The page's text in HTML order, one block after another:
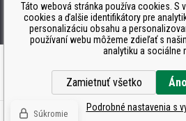
Ecommerce solutions
Táto webová stránka používa cookies. S
cookies a ďalšie identifikátory pre
personalizáciu obsahu a
používaní webu môžeme zdieľať s
analytiku a sociálne
Zamietnuť všetko
Podrobné nastavenia s
Súkromie